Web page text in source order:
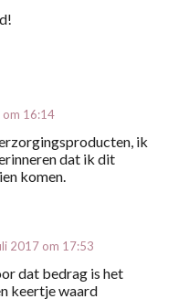
om 16:14
ik
dat ik dit
komen.
2017 om 17:53
dat bedrag is het
keertje waard